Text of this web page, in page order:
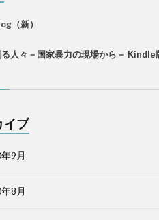
（新）
人々－国家暴力の現場から－ Kindle
イブ
9月
8月